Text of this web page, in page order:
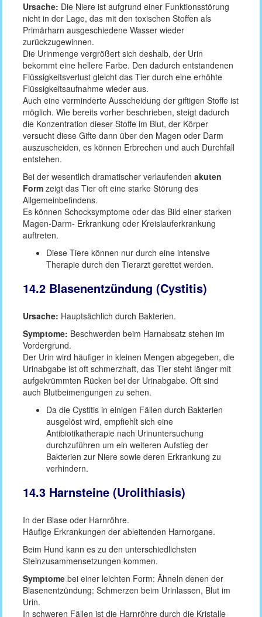
Ursache: Die Niere ist aufgrund einer Funktionsstörung
nicht in der Lage, das mit den toxischen Stoffen als
Primärharn ausgeschiedene Wasser wieder
zurückzugewinnen.
Die Urinmenge vergrößert sich deshalb, der Urin
bekommt eine hellere Farbe. Den dadurch entstandenen
Flüssigkeitsverlust gleicht das Tier durch eine erhöhte
Flüssigkeitsaufnahme wieder aus.
Auch eine verminderte Ausscheidung der giftigen Stoffe ist
möglich. Wie bereits vorher beschrieben, steigt dadurch
die Konzentration dieser Stoffe im Blut, der Körper
versucht diese Gifte dann über den Magen oder Darm
auszuscheiden, es können Erbrechen und auch Durchfall
entstehen.
Bei der wesentlich dramatischer verlaufendenakuten
Form zeigt das Tier oft eine starke Störung des
Allgemeinbefindens.
Es können Schocksymptome oder das Bild einer starken
Magen-Darm- Erkrankung oder Kreislauferkrankung
auftreten.
Diese Tiere können nur durch eine intensive
Therapie durch den Tierarzt gerettet werden.
14.2 Blasenentzündung (Cystitis)
Ursache: Hauptsächlich durch Bakterien.
Symptome: Beschwerden beim Harnabsatz stehen im
Vordergrund.
Der Urin wird häufiger in kleinen Mengen abgegeben, die
Urinabgabe ist oft schmerzhaft, das Tier steht länger mit
aufgekrümmten Rücken bei der Urinabgabe. Oft sind
auch Blutbeimengungen zu sehen.
Da die Cystitis in einigen Fällen durch Bakterien
ausgelöst wird, empfiehlt sich eine
Antibiotikatherapie nach Urinuntersuchung
durchzuführen um ein weiteren Aufstieg der
Bakterien zur Niere sowie deren Erkrankung zu
verhindern.
14.3 Harnsteine (Urolithiasis)
In der Blase oder Harnröhre.
Häufige Erkrankungen der ableitenden Harnorgane.
Beim Hund kann es zu den unterschiedlichsten
Steinzusammensetzungen kommen.
Symptome bei einer leichten Form: Ähneln denen der
Blasenentzündung: Schmerzen beim Urinlassen, Blut im
Urin.
In schweren Fällen ist die Harnröhre durch die Kristalle